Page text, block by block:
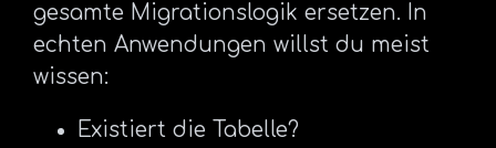
gesamte Migrationslogik ersetzen. In
echten Anwendungen willst du meist
wissen:
Existiert die Tabelle?